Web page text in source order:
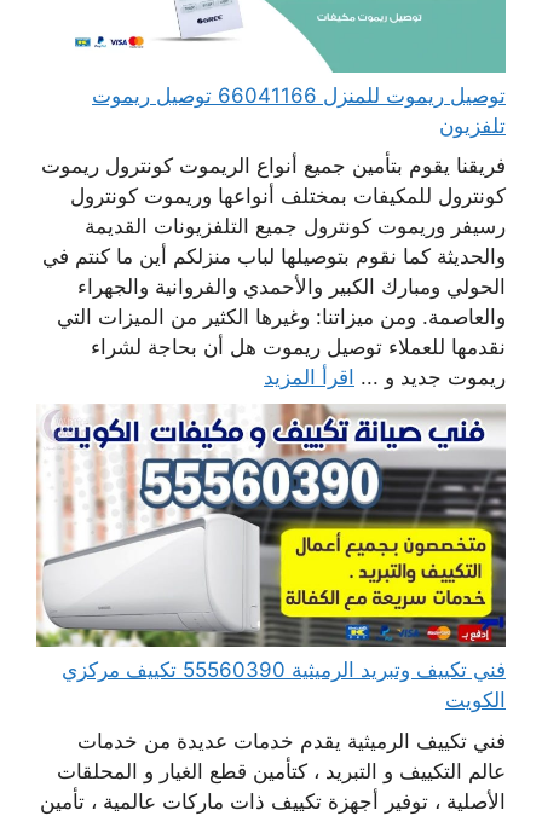
توصيل ريموت للمنزل 66041166 توصيل ريموت
تلفزيون
فريقنا يقوم بتأمين جميع أنواع الريموت كونترول ريموت
كونترول للمكيفات بمختلف أنواعها وريموت كونترول
رسيفر وريموت كونترول جميع التلفزيونات القديمة
والحديثة كما نقوم بتوصيلها لباب منزلكم أين ما كنتم في
الحولي ومبارك الكبير والأحمدي والفروانية والجهراء
والعاصمة. ومن ميزاتنا: وغيرها الكثير من الميزات التي
نقدمها للعملاء توصيل ريموت هل أن بحاجة لشراء
ريموت جديد و ... اقرأ المزيد
فني تكييف وتبريد الرميثية 55560390 تكييف مركزي
الكويت
فني تكييف الرميثية يقدم خدمات عديدة من خدمات
عالم التكييف و التبريد ، كتأمين قطع الغيار و المحلقات
الأصلية ، توفير أجهزة تكييف ذات ماركات عالمية ، تأمين